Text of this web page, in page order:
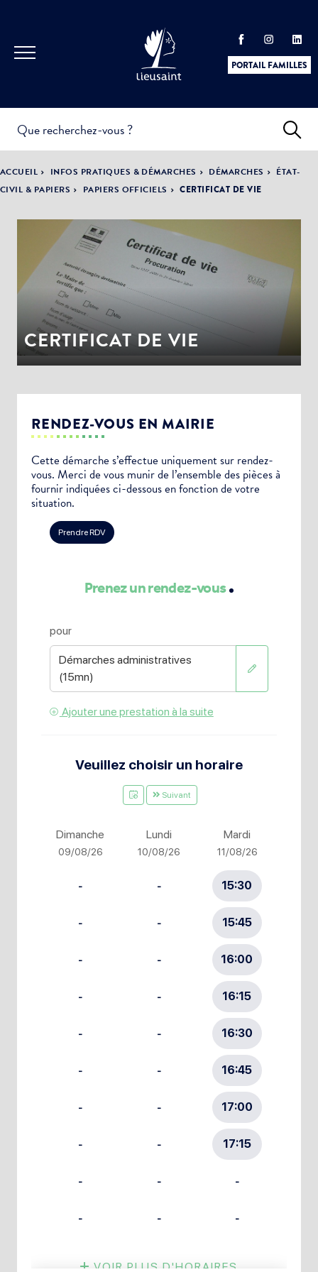
PORTAIL FAMILLES
PRATIQUES &
DÉMARCHES
ACTUALITÉS &
ÉVÈNEMENTS
DÉMOCRATIE
PARTICIPATIVE
ACCUEIL INFOS PRATIQUES & DÉMARCHES DÉMARCHES
ÉTAT-
CIVIL & PAPIERS
PAPIERS OFFICIELS CERTIFICAT DE VIE
CERTIFICAT DE VIE
RENDEZ-VOUS EN MAIRIE
Cette démarche s’effectue uniquement sur rendez-
vous. Merci de vous munir de l’ensemble des pièces à
fournir indiquées ci-dessous en fonction de votre
situation.